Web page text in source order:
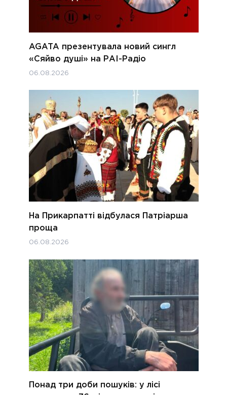
AGATA презентувала новий сингл
«Сяйво душі» на РАІ-Радіо
06.08.2026
На Прикарпатті відбулася Патріарша
проща
06.08.2026
Понад три доби пошуків: у лісі